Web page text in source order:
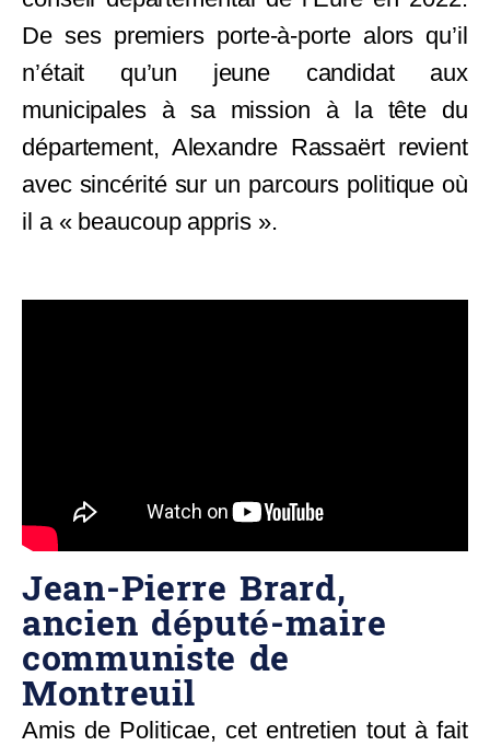
De ses premiers porte-à-porte alors qu’il
n’était qu’un jeune candidat aux
municipales à sa mission à la tête du
département, Alexandre Rassaërt revient
avec sincérité sur un parcours politique où
il a « beaucoup appris ».
Jean-Pierre Brard,
ancien député-maire
communiste de
Montreuil
Amis de Politicae, cet entretien tout à fait